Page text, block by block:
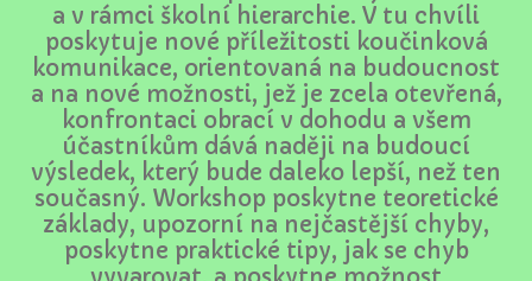
a v rámci školní hierarchie. V tu chvíli
poskytuje nové příležitosti koučinková
komunikace, orientovaná na budoucnost
a na nové možnosti, jež je zcela otevřená,
konfrontaci obrací v dohodu a všem
účastníkům dává naději na budoucí
výsledek, který bude daleko lepší, než ten
současný. Workshop poskytne teoretické
základy, upozorní na nejčastější chyby,
poskytne praktické tipy, jak se chyb